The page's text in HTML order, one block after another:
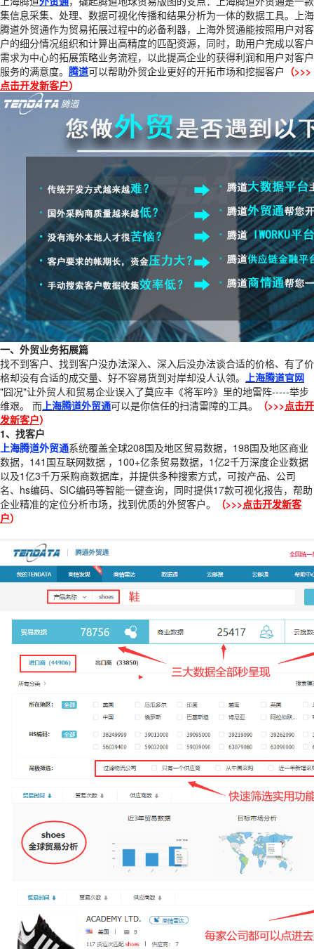
集信息采集、处理、数据可视化传播和结果分析为一体的数据工具。上海
腾道外贸通作为贸易拓展过程中的必备利器，上海外贸通能按照用户对客
户的细分情况组织和计算出高精度的匹配资源，同时，助用户完成以客户
需求为中心的拓展策略业务流程，以此提高企业的获得利润和用户对客户
服务的满意度。 腾道可以帮助外贸企业更好的开拓市场和挖掘客户 （>>>
点击开发新客户）
一、外贸业务拓展篇
找不到客户、找到客户没办法深入、深入后没办法谈合适的价格、有了价
格却没有合适的成交量、好不容易货到对岸却没人认领。 上海腾道官网
"囧况"让外贸人和贸易企业误入了莫应丰《将军吟》里的地雷阵-----举步
维艰。 而上海腾道外贸通可以是你信任的扫清雷障的工具。 （>>>点击开
发新客户）
1、找客户
上海腾道外贸通系统覆盖全球208国及地区贸易数据，198国及地区商业
数据，141国互联网数据 ，100+亿条贸易数据，1亿2千万深度企业数据
以及1亿3千万采购商数据库，并提供多种搜索方式，可按产品、公司
名、hs编码、SIC编码等智能一键查询，同时提供17款可视化报告，帮助
企业精准的定位分析市场，找到优质的外贸客户。
（>>>点击开发新客
户）